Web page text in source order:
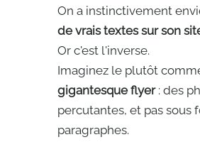
On a instinctivement
de vrais textes sur son
Or c'est l'inverse.
Imaginez le plutôt
gigantesque flyer : des
percutantes, et pas sous
paragraphes.